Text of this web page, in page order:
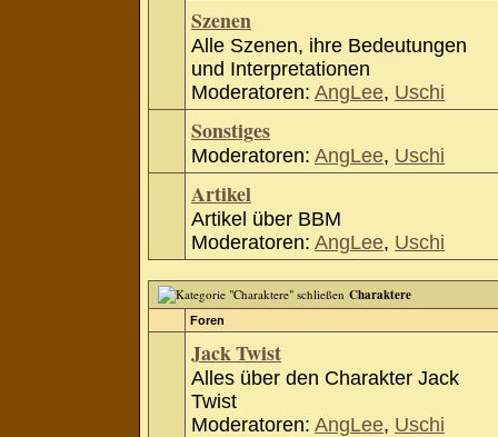
Szenen
Alle Szenen, ihre Bedeutungen
und Interpretationen
Moderatoren: AngLee, Uschi
Sonstiges
Moderatoren: AngLee, Uschi
Artikel
Artikel über BBM
Moderatoren: AngLee, Uschi
Charaktere
Foren
Jack Twist
Alles über den Charakter Jack
Twist
Moderatoren: AngLee, Uschi